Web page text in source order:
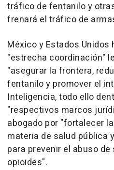
tráfico de fentanilo y
frenará el tráfico de
México y Estados Unidos
"estrecha coordinación"
"asegurar la frontera,
fentanilo y promover el
Inteligencia, todo ello
"respectivos marcos
abogado por "fortalecer
materia de salud pública
para prevenir el abuso
opioides".